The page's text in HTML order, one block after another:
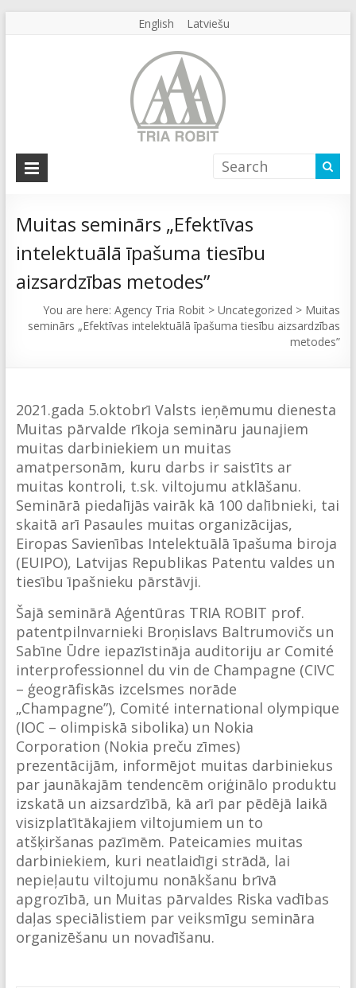
English Latviešu
Agency
Robit
Agency
Robit
Muitas seminārs „Efektīvas
intelektuālā īpašuma tiesību
aizsardzības metodes”
You are here:Agency Tria Robit >Uncategorized > Muitas
seminārs „Efektīvas intelektuālā īpašuma tiesību aizsardzības
metodes”
2021.gada 5.oktobrī Valsts ieņēmumu dienesta
Muitas pārvalde rīkoja semināru jaunajiem
muitas darbiniekiem un muitas
amatpersonām, kuru darbs ir saistīts ar
muitas kontroli, t.sk. viltojumu atklāšanu.
Seminārā piedalījās vairāk kā 100 dalībnieki, tai
skaitā arī Pasaules muitas organizācijas,
Eiropas Savienības Intelektuālā īpašuma biroja
(EUIPO), Latvijas Republikas Patentu valdes un
tiesību īpašnieku pārstāvji.
Šajā seminārā Aģentūras TRIA ROBIT prof.
patentpilnvarnieki Broņislavs Baltrumovičs un
Sabīne Ūdre iepazīstināja auditoriju ar Comité
interprofessionnel du vin de Champagne (CIVC
– ģeogrāfiskās izcelsmes norāde
„Champagne”), Comité international olympique
(IOC – olimpiskā sibolika) un Nokia
Corporation (Nokia preču zīmes)
prezentācijām, informējot muitas darbiniekus
par jaunākajām tendencēm oriģinālo produktu
izskatā un aizsardzībā, kā arī par pēdējā laikā
visizplatītākajiem viltojumiem un to
atšķiršanas pazīmēm. Pateicamies muitas
darbiniekiem, kuri neatlaidīgi strādā, lai
nepieļautu viltojumu nonākšanu brīvā
apgrozībā, un Muitas pārvaldes Riska vadības
daļas speciālistiem par veiksmīgu semināra
organizēšanu un novadīšanu.